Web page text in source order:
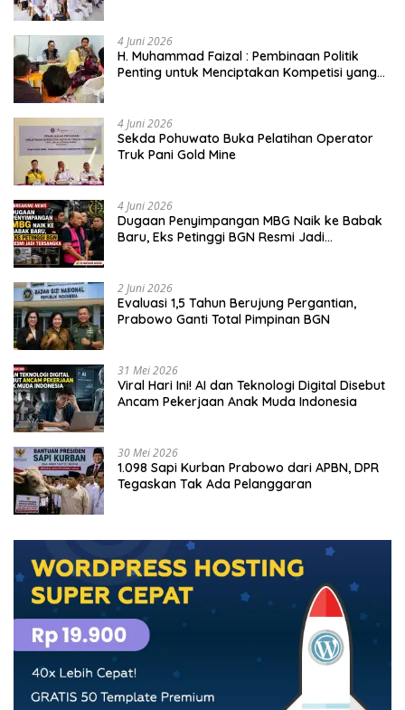
4 Juni 2026
H. Muhammad Faizal : Pembinaan Politik
Penting untuk Menciptakan Kompetisi yang
4 Juni 2026
Sekda Pohuwato Buka Pelatihan Operator
Truk Pani Gold Mine
4 Juni 2026
Dugaan Penyimpangan MBG Naik ke Babak
Baru, Eks Petinggi BGN Resmi Jadi
2 Juni 2026
Evaluasi 1,5 Tahun Berujung Pergantian,
Prabowo Ganti Total Pimpinan BGN
31 Mei 2026
Viral Hari Ini! AI dan Teknologi Digital Disebut
Ancam Pekerjaan Anak Muda Indonesia
30 Mei 2026
1.098 Sapi Kurban Prabowo dari APBN, DPR
Tegaskan Tak Ada Pelanggaran